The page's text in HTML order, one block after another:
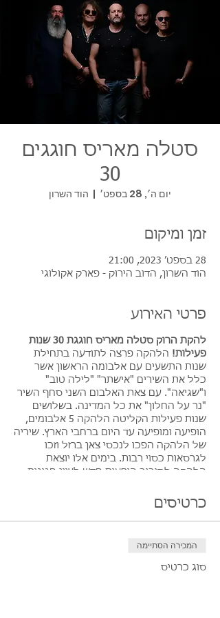
סטלה מאריס חוגגים
30
יום ה׳, 28 בספט׳
  |
הוד השרון
זמן ומיקום
28 בספט׳ 2023, 21:00
הוד השרון, הדוב הירוק - פארק אקולוגי
פרטי האירוע
להקת הרוק סטלה מאריס חוגגת 30 שנות
פעילות! הלהקה פרצה לתודעה בתחילת
שנות התשעים עם אלבומה הראשון אשר
כלל את השירים "אישתר" "לילה טוב"
ו"שגיאה". עם צאת האלבום השני סחף השיר
"נר על החלון" את כל המדינה. בשלושים
שנות פעילות הקליטה הלהקה 5 אלבומים,
הופיעה ומופיעה עד היום ברחבי הארץ. שיריה
של הלהקה הפכו לנכסי צאן ברזל וזכו
לגרסאות כסוי רבות. בימים אלו יוצאת
הלהקה לסיבוב הופעות חדש לציון חגיגות
להיטיה לצד שירים חדשים אשר ייצאו חלקם
החלון" "לילה טוב" "שגיאה" "בואי כבר
ועוד.
גיטרה : ניק מילר ,שירה : רמי שלמון ,
כרטיסים
המכירה הסתיימה
סוג כרטיס